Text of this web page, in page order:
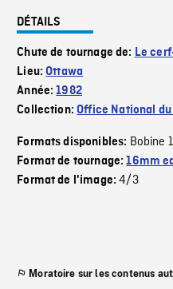
DÉTAILS
Chute de tournage de: Le
Lieu:Ottawa
Année:1982
Collection:Office National
Formats disponibles: Bobine
Format de tournage:16mm
Format de l'image:4/3
Moratoire sur les contenus